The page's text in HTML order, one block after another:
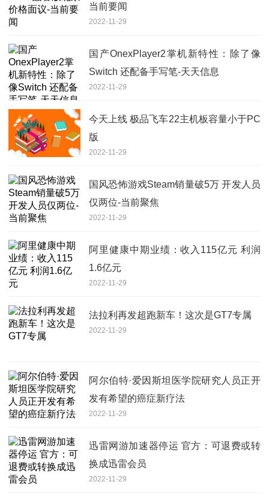
当前要闻
2022-11-29
国产OnexPlayer2掌机新特性：除了像
Switch 还配备手写笔-天天信息
2022-11-29
今天上线 极品飞车22主机板容量小于PC
版
2022-11-29
国风恐怖游戏Steam销量破5万 开发人员
仅两位-当前聚焦
2022-11-29
阿里健康中期业绩：收入115亿元 利润
1.6亿元
2022-11-29
法拉利再发超跑新车！这次是GT7专属
2022-11-29
阿尔伯特·爱因斯坦医学院研究人员正开
发有希望的癌症新疗法
2022-11-29
迅雷网游加速器停运 官方：可退费或转
换成迅雷会员
2022-11-29